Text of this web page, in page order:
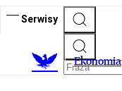
Serwisy
Ekonomia